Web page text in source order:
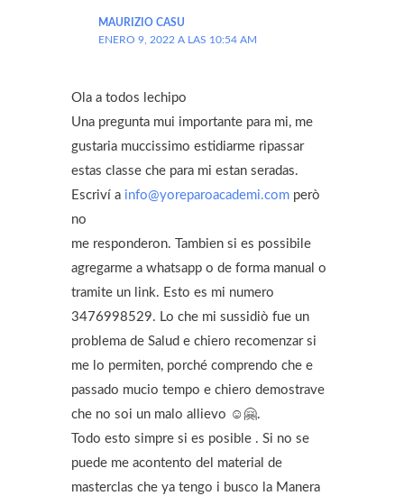
MAURIZIO CASU
ENERO 9, 2022 A LAS 10:54 AM
Ola a todos lechipo
Una pregunta mui importante para mi, me
gustaria muccissimo estidiarme ripassar
estas classe che para mi estan seradas.
Escriví a info@yoreparoacademi.com però
no
me responderon. Tambien si es possibile
agregarme a whatsapp o de forma manual o
tramite un link. Esto es mi numero
3476998529. Lo che mi sussidiò fue un
problema de Salud e chiero recomenzar si
me lo permiten, porché comprendo che e
passado mucio tempo e chiero demostrave
che no soi un malo allievo ☺️🤗.
Todo esto simpre si es posible . Si no se
puede me acontento del material de
masterclas che ya tengo i busco la Manera